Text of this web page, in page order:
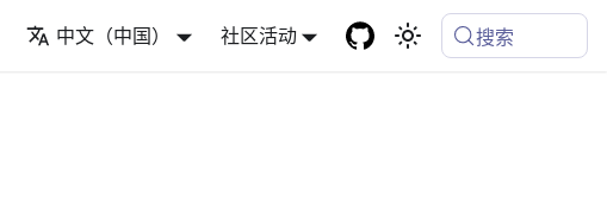
中文（中国） 社区活动 搜索